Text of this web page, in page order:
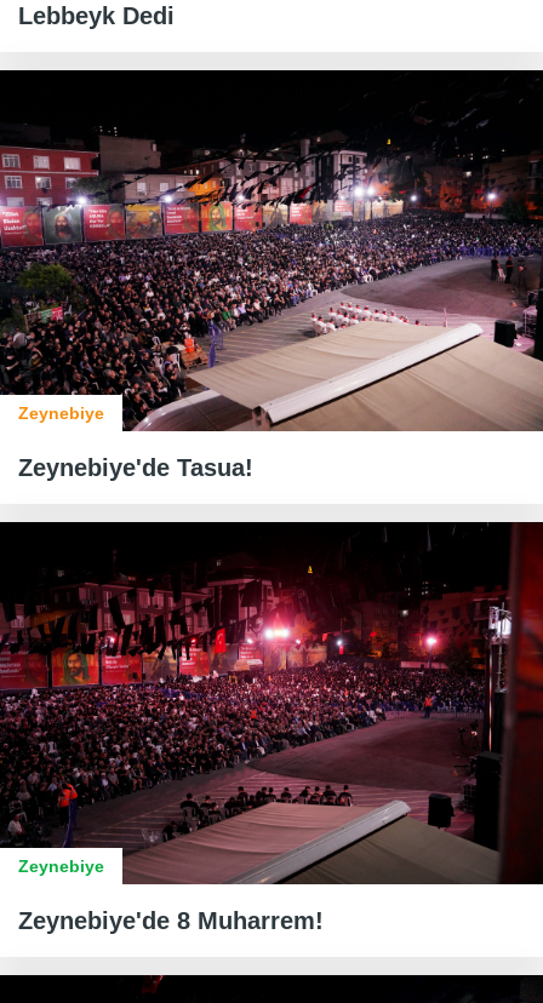
Lebbeyk Dedi
Zeynebiye
Zeynebiye'de Tasua!
Zeynebiye
Zeynebiye'de 8 Muharrem!